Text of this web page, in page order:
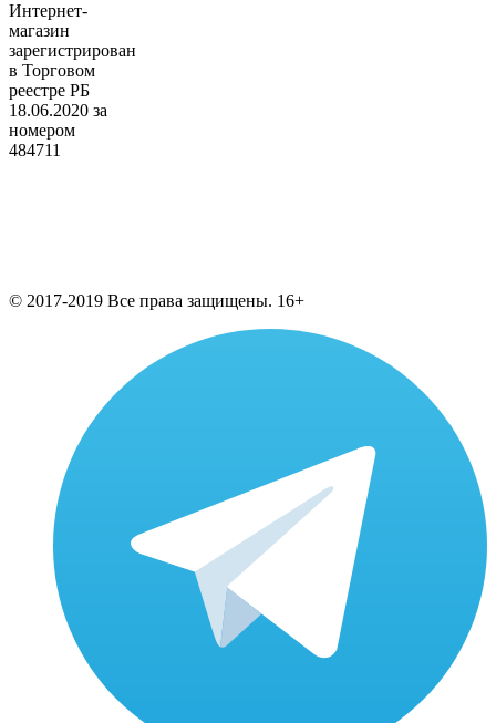
Интернет-
магазин
зарегистрирован
в Торговом
реестре РБ
18.06.2020 за
номером
484711
© 2017-2019 Все права защищены. 16+